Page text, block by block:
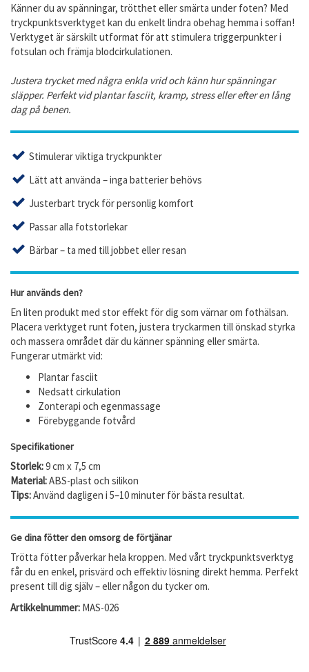
Känner du av spänningar, trötthet eller smärta under foten? Med
tryckpunktsverktyget kan du enkelt lindra obehag hemma i soffan!
Verktyget är särskilt utformat för att stimulera triggerpunkter i
fotsulan och främja blodcirkulationen.
Justera trycket med några enkla vrid och känn hur spänningar
släpper. Perfekt vid plantar fasciit, kramp, stress eller efter en lång
dag på benen.
Stimulerar viktiga tryckpunkter
Lätt att använda – inga batterier behövs
Justerbart tryck för personlig komfort
Passar alla fotstorlekar
Bärbar – ta med till jobbet eller resan
Hur används den?
En liten produkt med stor effekt för dig som värnar om fothälsan.
Placera verktyget runt foten, justera tryckarmen till önskad styrka
och massera området där du känner spänning eller smärta.
Fungerar utmärkt vid:
Plantar fasciit
Nedsatt cirkulation
Zonterapi och egenmassage
Förebyggande fotvård
Specifikationer
Storlek:9 cm x 7,5 cm
Material:ABS-plast och silikon
Tips:Använd dagligen i 5–10 minuter för bästa resultat.
Ge dina fötter den omsorg de förtjänar
Trötta fötter påverkar hela kroppen. Med vårt tryckpunktsverktyg
får du en enkel, prisvärd och effektiv lösning direkt hemma. Perfekt
present till dig själv – eller någon du tycker om.
Artikkelnummer: MAS-026